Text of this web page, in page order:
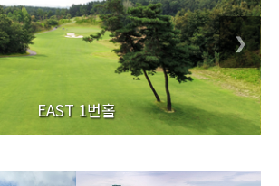
EAST 1번홀
❯